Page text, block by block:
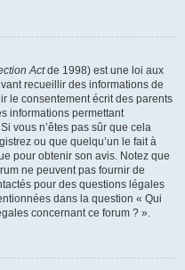
Actde 1998) est une loi aux
recueillir des informations de
le consentement écrit des parents
informations permettant
vous n’êtes pas sûr que cela
ou que quelqu’un le fait à
pour obtenir son avis. Notez que
ne peuvent pas fournir de
pour des questions légales
dans la question « Qui
concernant ce forum ? ».